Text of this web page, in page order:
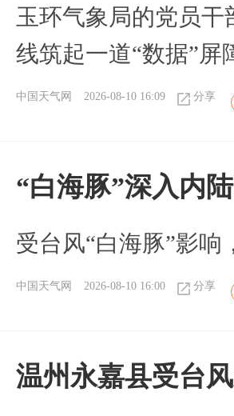
玉环气象局的党员
线筑起一道“数据”屏
中国天气网 2026-08-10 16:09 分享
“白海豚”深入内
受台风“白海豚”影
中国天气网 2026-08-10 16:00 分享
温州永嘉县受台